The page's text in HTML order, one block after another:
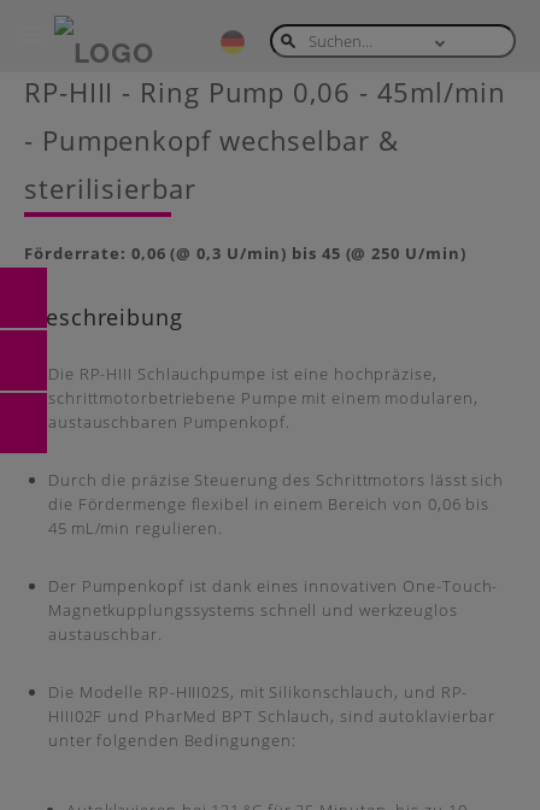
content
Toggle
navigation
RP-HIII - Ring Pump 0,06 - 45ml/min
- Pumpenkopf wechselbar &
sterilisierbar
Förderrate: 0,06 (@ 0,3 U/min) bis 45 (@ 250 U/min)
Beschreibung
Die RP-HIII Schlauchpumpe ist eine hochpräzise,
schrittmotorbetriebene Pumpe mit einem modularen,
austauschbaren Pumpenkopf.
Durch die präzise Steuerung des Schrittmotors lässt sich
die Fördermenge flexibel in einem Bereich von 0,06 bis
45 mL/min regulieren.
Der Pumpenkopf ist dank eines innovativen One-Touch-
Magnetkupplungssystems schnell und werkzeuglos
austauschbar.
Die Modelle RP-HIII02S, mit Silikonschlauch, und RP-
HIII02F und PharMed BPT Schlauch, sind autoklavierbar
unter folgenden Bedingungen: